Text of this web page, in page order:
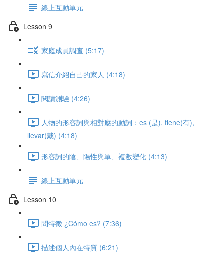
線上互動單元
Lesson 9
家庭成員調查 (5:17)
寫信介紹自己的家人 (4:18)
閱讀測驗 (4:26)
人物的形容詞與相對應的動詞：es (是), tiene(有),
llevar(戴) (4:18)
形容詞的陰、陽性與單、複數變化 (4:13)
線上互動單元
Lesson 10
問特徵 ¿Cómo es? (7:36)
描述個人內在特質 (6:21)